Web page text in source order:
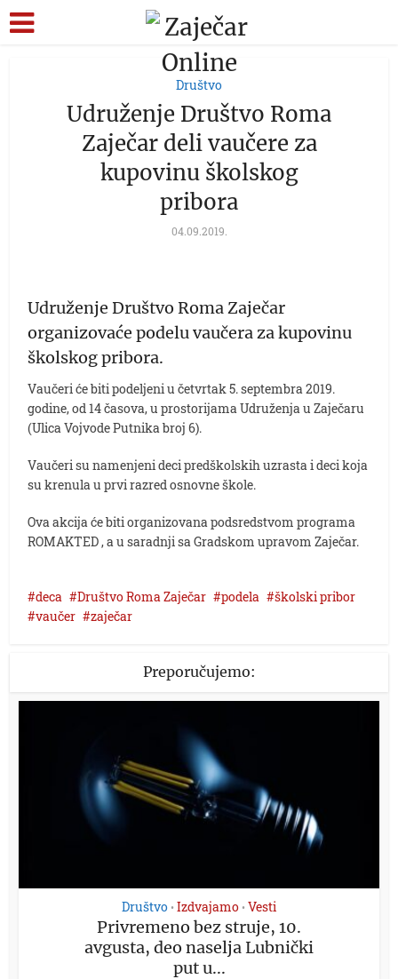
Društvo
Udruženje Društvo Roma
Zaječar deli vaučere za
kupovinu školskog
pribora
04.09.2019.
Udruženje Društvo Roma Zaječar
organizovaće podelu vaučera za kupovinu
školskog pribora.
Vaučeri će biti podeljeni u četvrtak 5. septembra 2019.
godine, od 14 časova, u prostorijama Udruženja u Zaječaru
(Ulica Vojvode Putnika broj 6).
Vaučeri su namenjeni deci predškolskih uzrasta i deci koja
su krenula u prvi razred osnovne škole.
Ova akcija će biti organizovana podsredstvom programa
ROMAKTED , a u saradnji sa Gradskom upravom Zaječar.
deca Društvo Roma Zaječar podela
školski pribor
vaučer
zaječar
Preporučujemo:
Društvo • Izdvajamo • Vesti
Privremeno bez struje, 10.
avgusta, deo naselja Lubnički
put u...